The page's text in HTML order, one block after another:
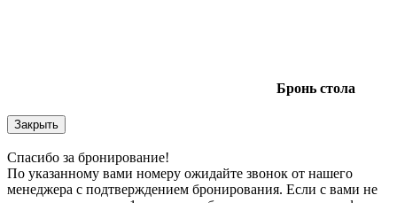
Бронь стола
Закрыть
Спасибо за бронирование!
По указанному вами номеру ожидайте звонок от нашего
менеджера с подтверждением бронирования. Если с вами не